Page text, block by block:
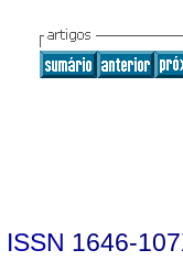
ISSN 1646-